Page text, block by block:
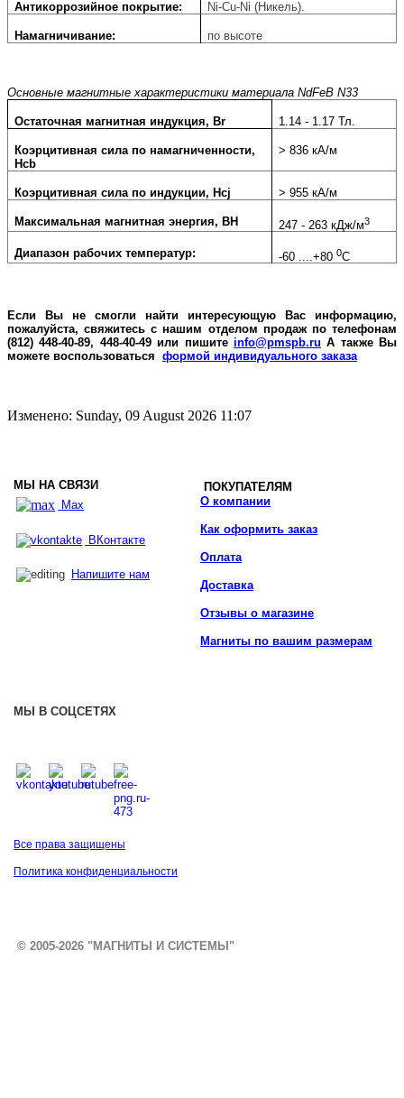
Антикоррозийное покрытие: Ni-Cu-Ni (Никель).
Намагничивание: по высоте
Основные магнитные характеристики материала NdFeB N33
Остаточная магнитная индукция, Br 1.14 - 1.17 Тл.
Коэрцитивная сила по намагниченности,
Hcb
> 836 кА/м
Коэрцитивная сила по индукции, Hcj > 955 кА/м
Максимальная магнитная энергия, BH 247 - 263 кДж/м3
Диапазон рабочих температур: -60 ....+800С
Если Вы не смогли найти интересующую Вас информацию,
пожалуйста, свяжитесь с нашим отделом продаж по телефонам
(812) 448-40-89, 448-40-49 или пишите info@pmspb.ru А также Вы
можете воспользоваться формой индивидуального заказа
Изменено: Sunday, 09 August 2026 11:07
МЫ НА СВЯЗИ
ПОКУПАТЕЛЯМ
Max
ВКонтакте
Напишите нам
О компании
Как оформить заказ
Оплата
Доставка
Отзывы о магазине
Магниты по вашим размерам
МЫ В СОЦСЕТЯХ
Все права защищены
Политика конфиденциальности
© 2005-2026 "МАГНИТЫ И СИСТЕМЫ"